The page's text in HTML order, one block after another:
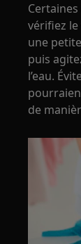
vérifiez
une
puis
l’eau.
de